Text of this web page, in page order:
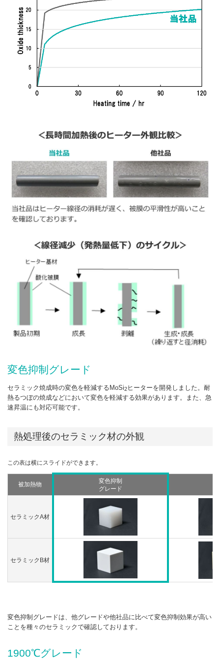
変色抑制グレード
セラミック焼成時の変色を軽減するMoSi2ヒーターを開発しました。耐
熱るつぼの焼成などにおいて変色を軽減する効果があります。また、急
速昇温にも対応可能です。
熱処理後のセラミック材の外観
被加熱物
変色抑制
グレード
セラミックA材
セラミックB材
変色抑制グレードは、他グレードや他社品に比べて変色抑制効果が高い
ことを種々のセラミックで確認しております。
1900℃グレード